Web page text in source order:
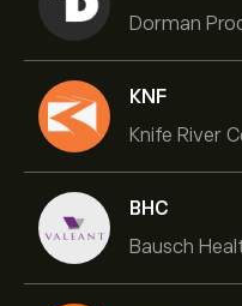
Dorman
KNF
Knife River
BHC
Bausch